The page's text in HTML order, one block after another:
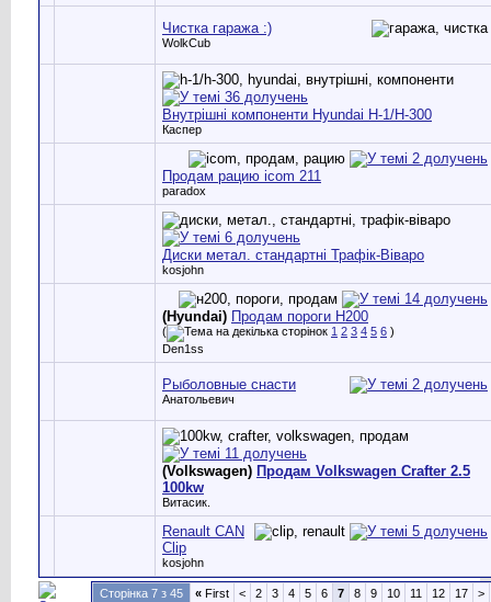
Чистка гаража :)
WolkCub
Внутрішні компоненти Hyundai H-1/H-300
Каспер
Продам рацию icom 211
paradox
Диски метал. стандартні Трафік-Віваро
kosjohn
(Hyundai) Продам пороги Н200
( 1 2 3 4 5 6 )
Den1ss
Рыболовные снасти
Анатольевич
(Volkswagen) Продам Volkswagen Crafter 2.5
100kw
Витасик.
Renault CAN
Clip
kosjohn
Сторінка 7 з 45 « First < 2 3 4 5 6 7 8 9 10 11 12 17 >